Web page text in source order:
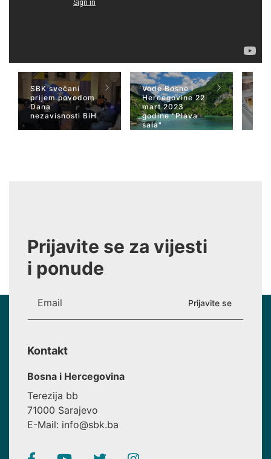
SBK svečani
prijem povodom
Dana
nezavisnosti BiH
Vode Bosne i
Hercegovine 22
mart 2023
godine "Plava
sala"
Prijavite se za vijesti
i ponude
Kontakt
Bosna i Hercegovina
Terezija bb
71000 Sarajevo
E-Mail: info@sbk.ba